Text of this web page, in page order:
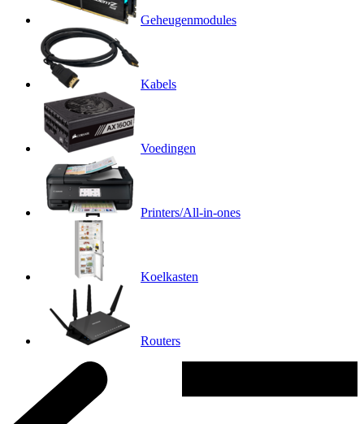
Geheugenmodules
Kabels
Voedingen
Printers/All-in-ones
Koelkasten
Routers